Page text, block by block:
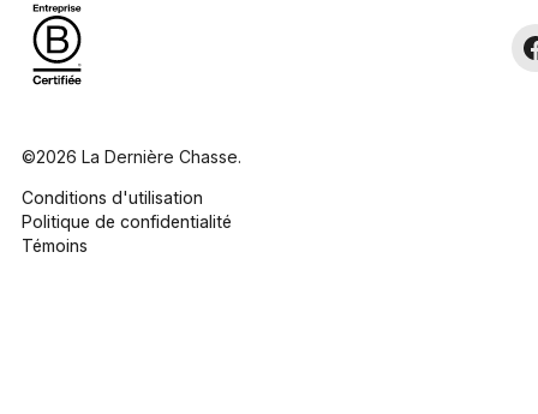
©2026 La Dernière Chasse.
Conditions d'utilisation
Politique de confidentialité
Témoins